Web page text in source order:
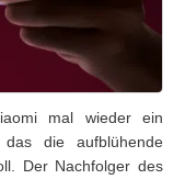
mal wieder ein
die aufblühende
Der Nachfolger des